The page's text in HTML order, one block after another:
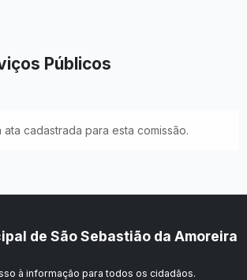
Públicos
ata cadastrada para esta comissão.
de São Sebastião da Amoreira
à informação para todos os cidadãos.